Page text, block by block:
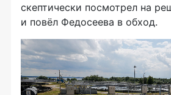
скептически посмотрел на
и повёл Федосеева в обход.